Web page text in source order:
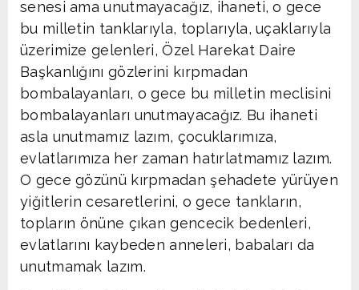
senesi ama unutmayacağız, ihaneti, o gece
bu milletin tanklarıyla, toplarıyla, uçaklarıyla
üzerimize gelenleri, Özel Harekat Daire
Başkanlığını gözlerini kırpmadan
bombalayanları, o gece bu milletin meclisini
bombalayanları unutmayacağız. Bu ihaneti
asla unutmamız lazım, çocuklarımıza,
evlatlarımıza her zaman hatırlatmamız lazım.
O gece gözünü kırpmadan şehadete yürüyen
yiğitlerin cesaretlerini, o gece tankların,
topların önüne çıkan gencecik bedenleri,
evlatlarını kaybeden anneleri, babaları da
unutmamak lazım.